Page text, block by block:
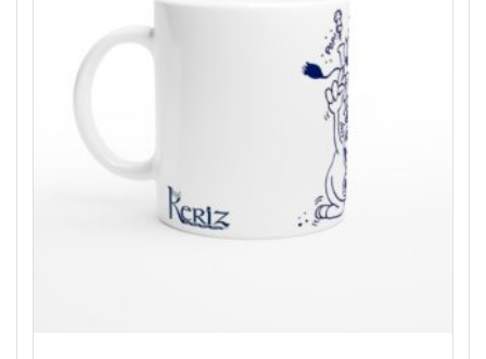
choisies
sur
la
page
du
produit